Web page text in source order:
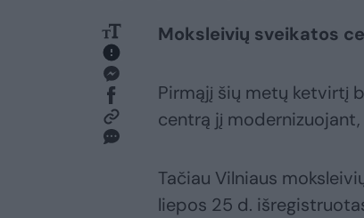
Moksleivių sveikatos
Pirmąjį šių metų ketvirtį
centrą jį
Tačiau Vilniaus
liepos 25 d.